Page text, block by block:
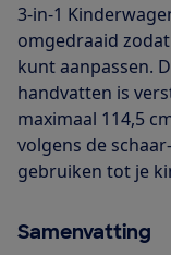
3-in-1
omgedraaid
kunt aanpassen.
handvatten is
maximaal 114,5
volgens de
gebruiken tot je
Samenvatting